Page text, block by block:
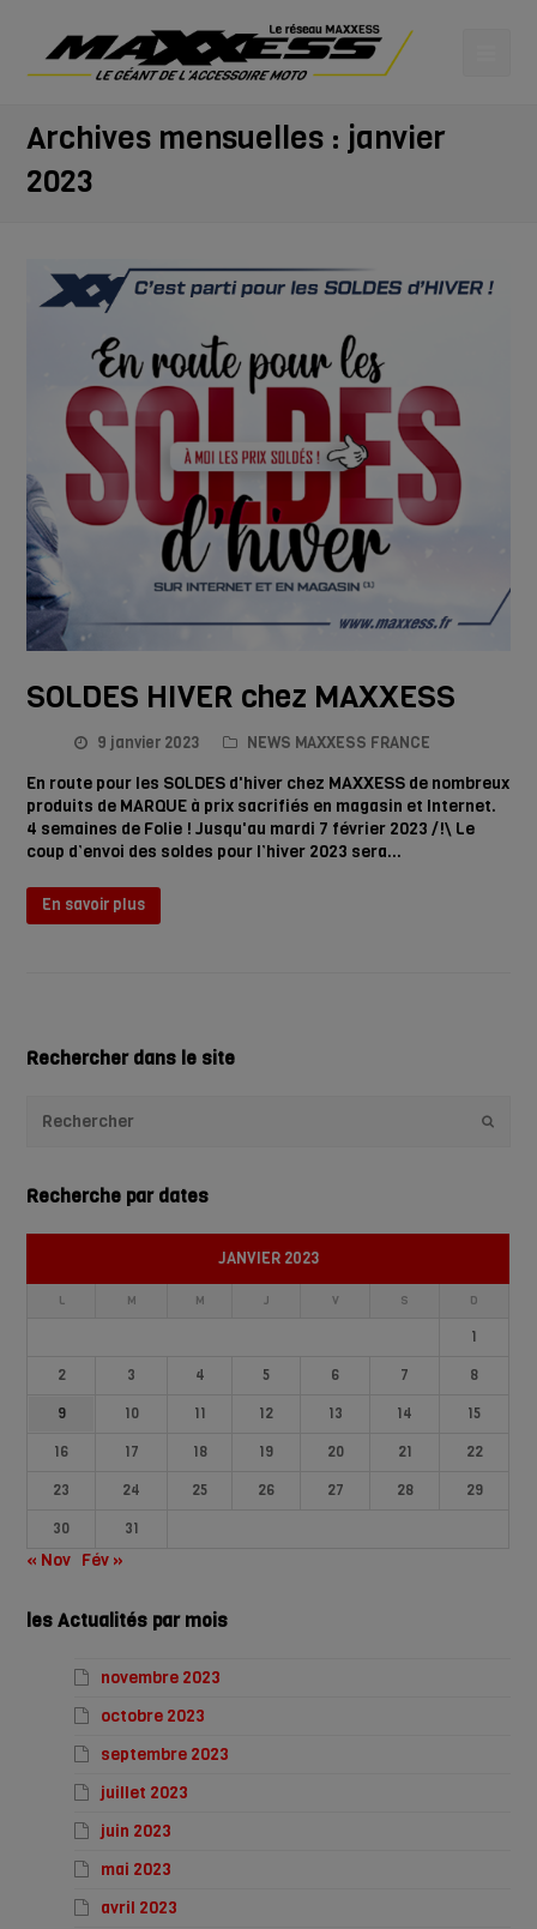
Archives mensuelles : janvier
2023
SOLDES HIVER chez MAXXESS
9 janvier 2023 NEWS MAXXESS FRANCE
En route pour les SOLDES d'hiver chez MAXXESS de nombreux
produits de MARQUE à prix sacrifiés en magasin et Internet.
4 semaines de Folie ! Jusqu'au mardi 7 février 2023 /!\ Le
coup d’envoi des soldes pour l’hiver 2023 sera…
En savoir plus
Rechercher dans le site
Recherche par dates
JANVIER 2023
L M M J V S D
1
2
3 4 5 6 7
8
9
10 11 12 13 14
15
16
17 18 19 20 21
22
23
24 25 26 27 28
29
30
31
« Nov Fév »
les Actualités par mois
novembre 2023
octobre 2023
septembre 2023
juillet 2023
juin 2023
mai 2023
avril 2023